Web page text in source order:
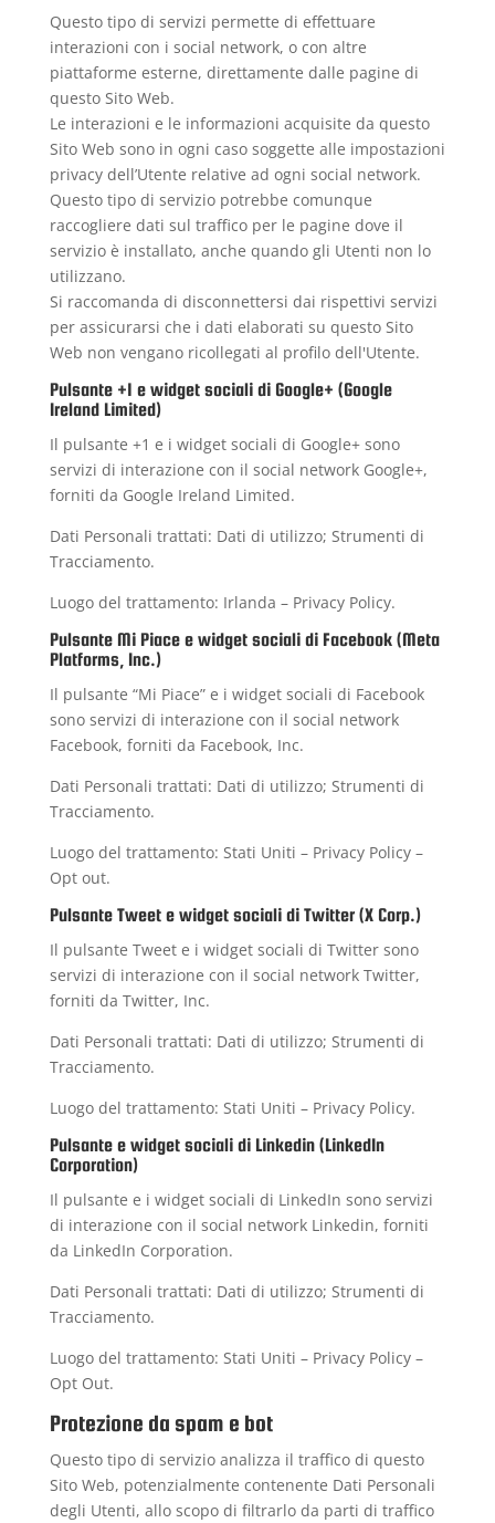
Questo tipo di servizi permette di effettuare
interazioni con i social network, o con altre
piattaforme esterne, direttamente dalle pagine di
questo Sito Web.
Le interazioni e le informazioni acquisite da questo
Sito Web sono in ogni caso soggette alle impostazioni
privacy dell’Utente relative ad ogni social network.
Questo tipo di servizio potrebbe comunque
raccogliere dati sul traffico per le pagine dove il
servizio è installato, anche quando gli Utenti non lo
utilizzano.
Si raccomanda di disconnettersi dai rispettivi servizi
per assicurarsi che i dati elaborati su questo Sito
Web non vengano ricollegati al profilo dell'Utente.
Pulsante +1 e widget sociali di Google+ (Google
Ireland Limited)
Il pulsante +1 e i widget sociali di Google+ sono
servizi di interazione con il social network Google+,
forniti da Google Ireland Limited.
Dati Personali trattati: Dati di utilizzo; Strumenti di
Tracciamento.
Luogo del trattamento: Irlanda – Privacy Policy.
Pulsante Mi Piace e widget sociali di Facebook (Meta
Platforms, Inc.)
Il pulsante “Mi Piace” e i widget sociali di Facebook
sono servizi di interazione con il social network
Facebook, forniti da Facebook, Inc.
Dati Personali trattati: Dati di utilizzo; Strumenti di
Tracciamento.
Luogo del trattamento: Stati Uniti – Privacy Policy–
Opt out.
Pulsante Tweet e widget sociali di Twitter (X Corp.)
Il pulsante Tweet e i widget sociali di Twitter sono
servizi di interazione con il social network Twitter,
forniti da Twitter, Inc.
Dati Personali trattati: Dati di utilizzo; Strumenti di
Tracciamento.
Luogo del trattamento: Stati Uniti – Privacy Policy.
Pulsante e widget sociali di Linkedin (LinkedIn
Corporation)
Il pulsante e i widget sociali di LinkedIn sono servizi
di interazione con il social network Linkedin, forniti
da LinkedIn Corporation.
Dati Personali trattati: Dati di utilizzo; Strumenti di
Tracciamento.
Luogo del trattamento: Stati Uniti – Privacy Policy–
Opt Out.
Protezione da spam e bot
Questo tipo di servizio analizza il traffico di questo
Sito Web, potenzialmente contenente Dati Personali
degli Utenti, allo scopo di filtrarlo da parti di traffico